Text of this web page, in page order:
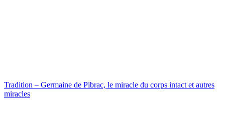
Tradition – Germaine de Pibrac, le miracle du corps intact et autres
miracles